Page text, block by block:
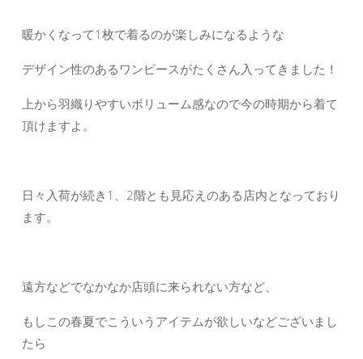
暖かくなって1枚で着るのが楽しみになるような
デザイン性のあるワンピースがたくさん入ってきました！
上から羽織りやすいボリューム感なので今の時期から着て
頂けますよ。
日々入荷が続き1、2階とも見応えのある店内となっており
ます。
遠方などでなかなか店頭に来られない方など、
もしこの春夏でこういうアイテムが欲しいなどございまし
たら